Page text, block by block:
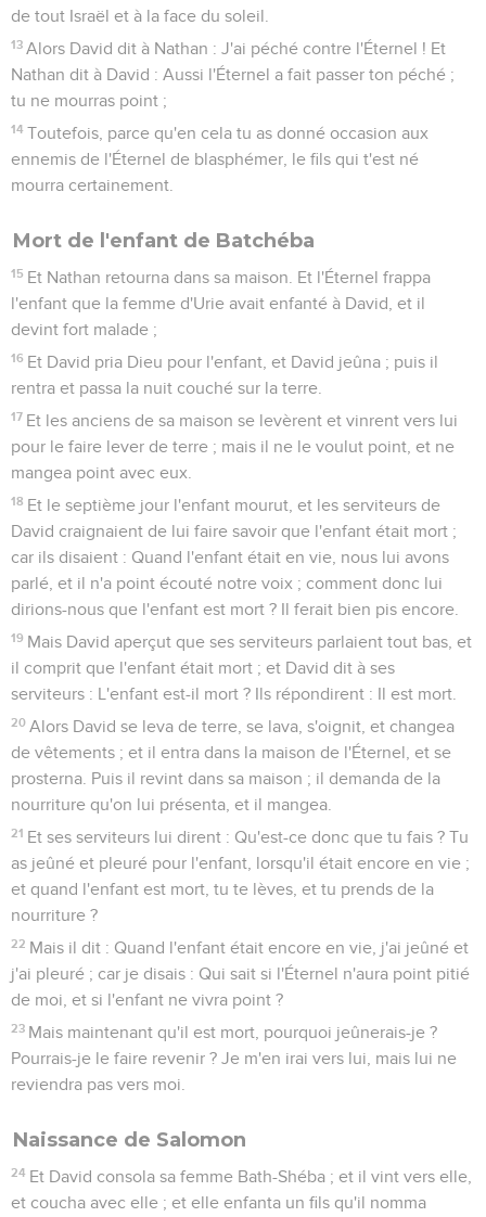
de tout Israël et à la face du soleil.
13 Alors David dit à Nathan : J'ai péché contre l'Éternel ! Et
Nathan dit à David : Aussi l'Éternel a fait passer ton péché ;
tu ne mourras point ;
14 Toutefois, parce qu'en cela tu as donné occasion aux
ennemis de l'Éternel de blasphémer, le fils qui t'est né
mourra certainement.
Mort de l'enfant de Batchéba
15 Et Nathan retourna dans sa maison. Et l'Éternel frappa
l'enfant que la femme d'Urie avait enfanté à David, et il
devint fort malade ;
16 Et David pria Dieu pour l'enfant, et David jeûna ; puis il
rentra et passa la nuit couché sur la terre.
17 Et les anciens de sa maison se levèrent et vinrent vers lui
pour le faire lever de terre ; mais il ne le voulut point, et ne
mangea point avec eux.
18 Et le septième jour l'enfant mourut, et les serviteurs de
David craignaient de lui faire savoir que l'enfant était mort ;
car ils disaient : Quand l'enfant était en vie, nous lui avons
parlé, et il n'a point écouté notre voix ; comment donc lui
dirions-nous que l'enfant est mort ? Il ferait bien pis encore.
19 Mais David aperçut que ses serviteurs parlaient tout bas, et
il comprit que l'enfant était mort ; et David dit à ses
serviteurs : L'enfant est-il mort ? Ils répondirent : Il est mort.
20 Alors David se leva de terre, se lava, s'oignit, et changea
de vêtements ; et il entra dans la maison de l'Éternel, et se
prosterna. Puis il revint dans sa maison ; il demanda de la
nourriture qu'on lui présenta, et il mangea.
21 Et ses serviteurs lui dirent : Qu'est-ce donc que tu fais ? Tu
as jeûné et pleuré pour l'enfant, lorsqu'il était encore en vie ;
et quand l'enfant est mort, tu te lèves, et tu prends de la
nourriture ?
22 Mais il dit : Quand l'enfant était encore en vie, j'ai jeûné et
j'ai pleuré ; car je disais : Qui sait si l'Éternel n'aura point pitié
de moi, et si l'enfant ne vivra point ?
23 Mais maintenant qu'il est mort, pourquoi jeûnerais-je ?
Pourrais-je le faire revenir ? Je m'en irai vers lui, mais lui ne
reviendra pas vers moi.
Naissance de Salomon
24 Et David consola sa femme Bath-Shéba ; et il vint vers elle,
et coucha avec elle ; et elle enfanta un fils qu'il nomma